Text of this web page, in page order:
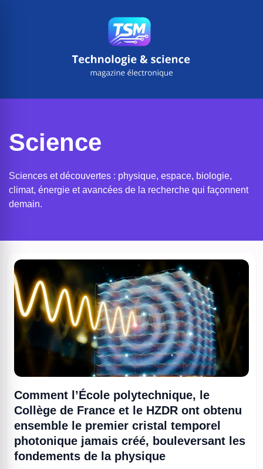
Science
Sciences et découvertes : physique, espace, biologie,
climat, énergie et avancées de la recherche qui façonnent
demain.
Comment l’École polytechnique, le
Collège de France et le HZDR ont obtenu
ensemble le premier cristal temporel
photonique jamais créé, bouleversant les
fondements de la physique